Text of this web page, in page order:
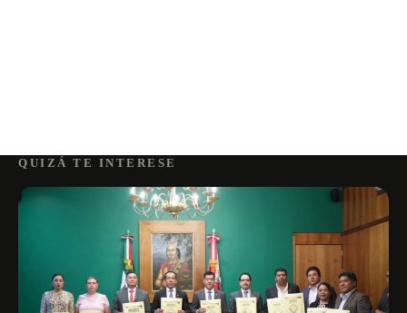
QUIZÁ TE INTERESE